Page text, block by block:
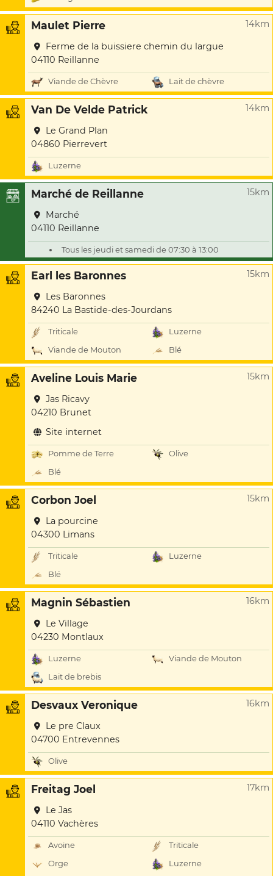
Maulet Pierre 14km
Ferme de la buissiere chemin du largue
04110 Reillanne
Viande de Chèvre Lait de chèvre
Van De Velde Patrick 14km
Le Grand Plan
04860 Pierrevert
Luzerne
Marché de Reillanne 15km
Marché
04110 Reillanne
Tous les jeudi et samedi de 07:30 à 13:00
Earl les Baronnes 15km
Les Baronnes
84240 La Bastide-des-Jourdans
Triticale
Luzerne
Viande de Mouton
Blé
Aveline Louis Marie 15km
Jas Ricavy
04210 Brunet
Site internet
Pomme de Terre
Olive
Blé
Corbon Joel 15km
La pourcine
04300 Limans
Triticale
Luzerne
Blé
Magnin Sébastien 16km
Le Village
04230 Montlaux
Luzerne
Viande de Mouton
Lait de brebis
Desvaux Veronique 16km
Le pre Claux
04700 Entrevennes
Olive
Freitag Joel 17km
Le Jas
04110 Vachères
Avoine
Triticale
Orge
Luzerne